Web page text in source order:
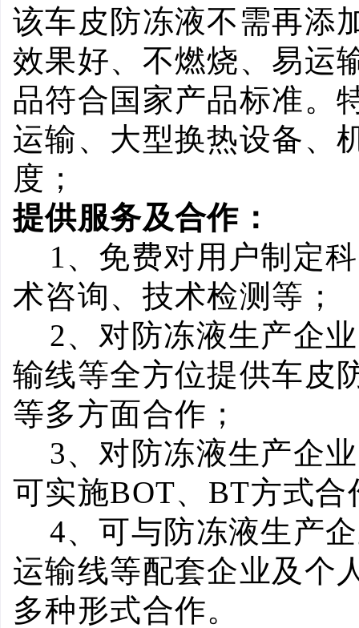
该车皮防冻液不需再添
效果好、不燃烧、易运
品符合国家产品标准。
运输、大型换热设备、
度；
提供服务及合作：
1 、免费对用户制定
术咨询、技术检测等；
2、对防冻液生产企
输线等全方位提供车皮
等多方面合作；
3、对防冻液生产企
可实施BOT、 BT方式合
4、可与防冻液生产
运输线等配套企业及个
多种形式合作。